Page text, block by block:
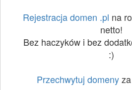
Rejestracja domen .pl na
netto!
Bez haczyków i bez
:)
Przechwytuj domeny